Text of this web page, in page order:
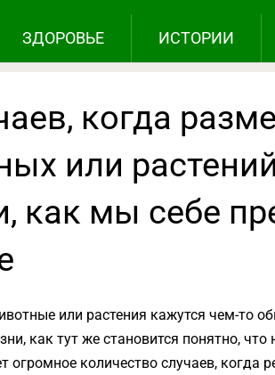
ЗДОРОВЬЕ ИСТОРИИ
когда
или
как мы себе
или растения кажутся чем-то
как тут же становится понятно,
огромное количество случаев,